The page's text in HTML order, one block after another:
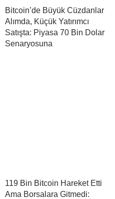
Bitcoin’de Büyük Cüzdanlar
Alımda, Küçük Yatırımcı
Satışta: Piyasa 70 Bin Dolar
Senaryosuna
119 Bin Bitcoin Hareket Etti
Ama Borsalara Gitmedi: